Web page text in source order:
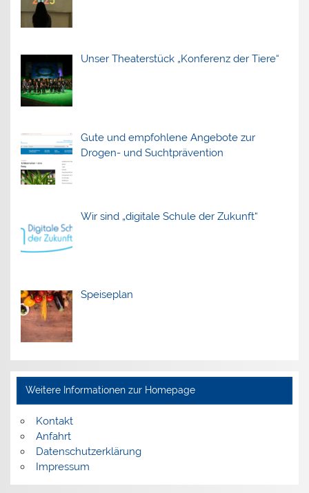
Unser Theaterstück „Konferenz der Tiere“
Gute und empfohlene Angebote zur
Drogen- und Suchtprävention
Wir sind „digitale Schule der Zukunft“
Speiseplan
Weitere Informationen zur Homepage
Kontakt
Anfahrt
Datenschutzerklärung
Impressum